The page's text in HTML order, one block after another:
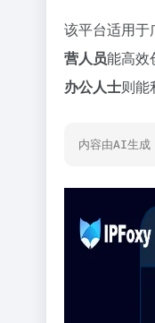
该平台适用于
营人员能高效
办公人士则能
内容由AI生成